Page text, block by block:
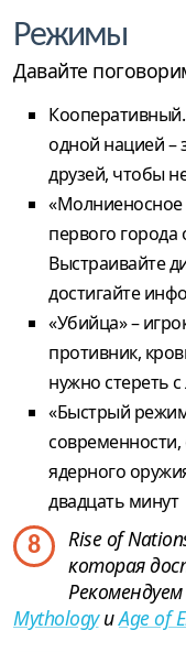
Режимы
Давайте
одной нацией –
друзей, чтобы
«Молниеносное
первого города
Выстраивайте
достигайте
«Убийца» –
противник,
нужно стереть
«Быстрый
современности,
ядерного
двадцать минут
8
Rise of
которая
MythologyиAge of